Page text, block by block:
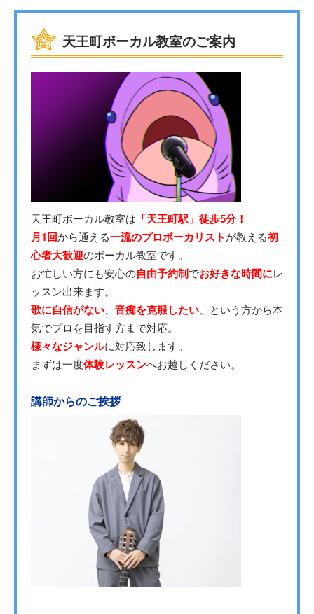
天王町ボーカル教室のご案内
天王町ボーカル教室は 「天王町駅」徒歩5分！
月1回から通える一流のプロボーカリストが教える初
心者大歓迎のボーカル教室です。
お忙しい方にも安心の自由予約制でお好きな時間にレ
ッスン出来ます。
歌に自信がない 音痴を克服したい 、という方から本
気でプロを目指す方まで対応。
様々なジャンルに対応致します。
まずは一度体験レッスンへお越しください。
講師からのご挨拶